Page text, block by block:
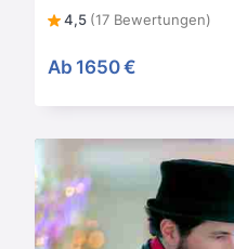
4,5 (17 Bewertungen)
Ab 1650 €